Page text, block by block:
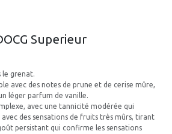
Superieur
le grenat.
avec des notes de prune et de cerise mûre,
léger parfum de vanille.
avec une tannicité modérée qui
des sensations de fruits très mûrs, tirant
persistant qui confirme les sensations